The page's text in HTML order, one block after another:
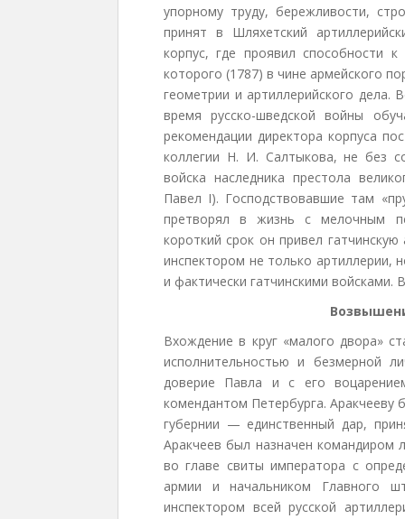
упорному труду, бережливости,
принят в Шляхетский
корпус, где проявил способности
которого (1787) в чине армейского
геометрии и артиллерийского дела.
время русско-шведской войны
рекомендации директора корпуса
коллегии Н. И. Салтыкова, не без
войска наследника престола
Павел I). Господствовавшие там
претворял в жизнь с мелочным
короткий срок он привел
инспектором не только артиллерии,
и фактически гатчинскими
Вхождение в круг «малого двора»
исполнительностью и безмерной
доверие Павла и с его
комендантом Петербурга.
губернии — единственный дар,
Аракчеев был назначен командиром
во главе свиты императора с
армии и начальником Главного
инспектором всей русской